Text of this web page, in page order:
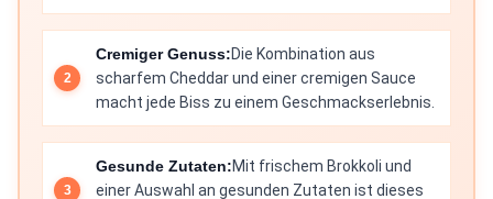
Cremiger Genuss:Die Kombination aus
scharfem Cheddar und einer cremigen Sauce
macht jede Biss zu einem Geschmackserlebnis.
Gesunde Zutaten:Mit frischem Brokkoli und
einer Auswahl an gesunden Zutaten ist dieses